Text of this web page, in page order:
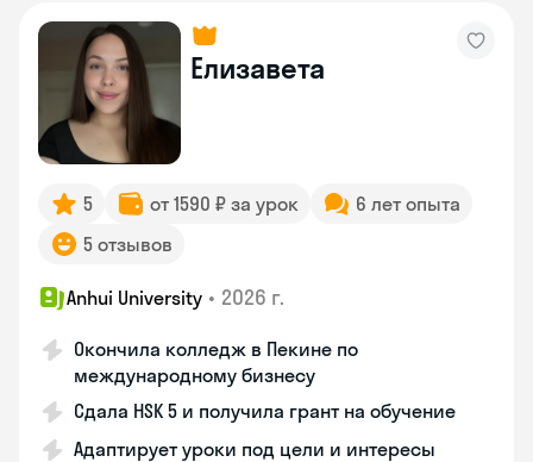
Елизавета
5 от 1590 ₽ за урок
6 лет опыта
5 отзывов
Anhui University • 2026 г.
Окончила колледж в Пекине по
международному бизнесу
Сдала HSK 5 и получила грант на обучение
Адаптирует уроки под цели и интересы